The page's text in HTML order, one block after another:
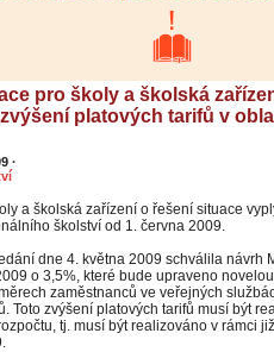
pro školy a školská
platových tarifů v
·
a školská zařízení o řešení situace
školství od 1. června 2009.
dne 4. května 2009 schválila návrh
o 3,5%, které bude upraveno
zaměstnanců ve veřejných
Toto zvýšení platových tarifů musí být
tj. musí být realizováno v rámci